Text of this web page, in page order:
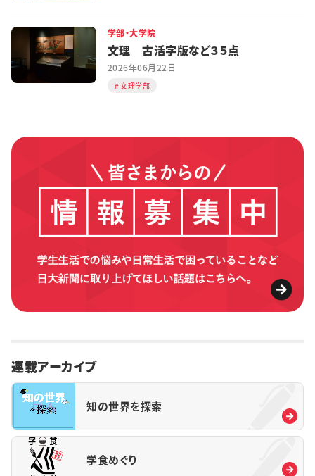
学部・大学院
文理 古活字版など３５点
2026年06月22日
文理学部
連載アーカイブ
知の世界を探索
学食めぐり